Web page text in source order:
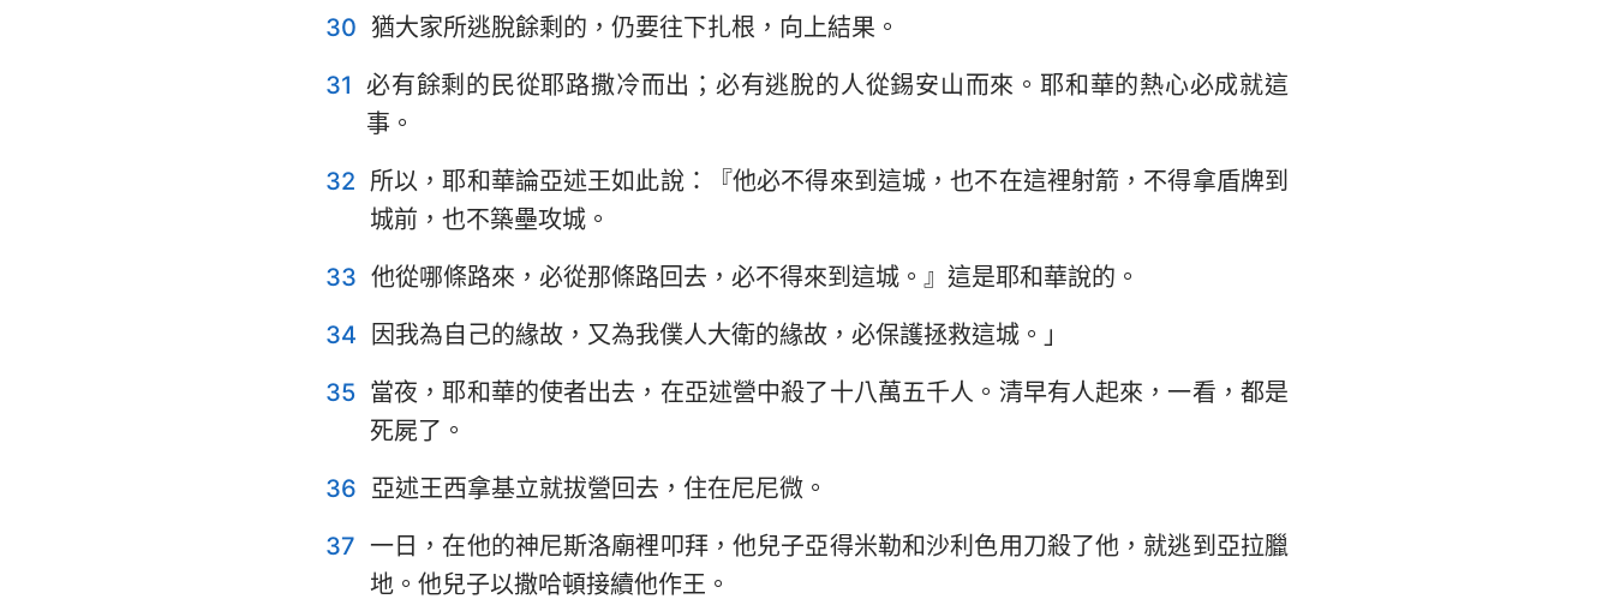
30 猶大家所逃脫餘剩的，仍要往下扎根，向上結果。
31 必有餘剩的民從耶路撒冷而出；必有逃脫的人從錫安山而來。耶和華的熱心必成就這
事。
32 所以，耶和華論亞述王如此說：『他必不得來到這城，也不在這裡射箭，不得拿盾牌到
城前，也不築壘攻城。
33 他從哪條路來，必從那條路回去，必不得來到這城。』這是耶和華說的。
34
因我為自己的緣故，又為我僕人大衛的緣故，必保護拯救這城。」
35 當夜，耶和華的使者出去，在亞述營中殺了十八萬五千人。清早有人起來，一看，都是
死屍了。
36 亞述王西拿基立就拔營回去，住在尼尼微。
37 一日，在他的神尼斯洛廟裡叩拜，他兒子亞得米勒和沙利色用刀殺了他，就逃到亞拉臘
地。他兒子以撒哈頓接續他作王。